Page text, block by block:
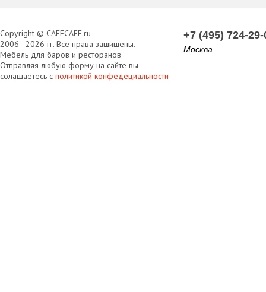
Copyright © CAFECAFE.ru
2006 - 2026 гг. Все права защищены.
Мебель для баров и ресторанов
Отправляя любую форму на сайте вы
солашаетесь с политикой конфедециальности
+7 (495) 724-29-
Москва